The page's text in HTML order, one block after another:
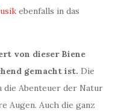
ebenfalls in das
von dieser Biene
gemacht ist. Die
die Abenteuer der Natur
Augen. Auch die ganz